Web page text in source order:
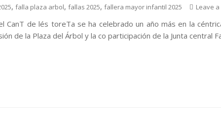
, falla plaza arbol, fallas 2025, fallera mayor infantil 2025 Leave
CanT de lés toreTa se ha celebrado un año más en la
de la Plaza del Árbol y la co participación de la Junta central